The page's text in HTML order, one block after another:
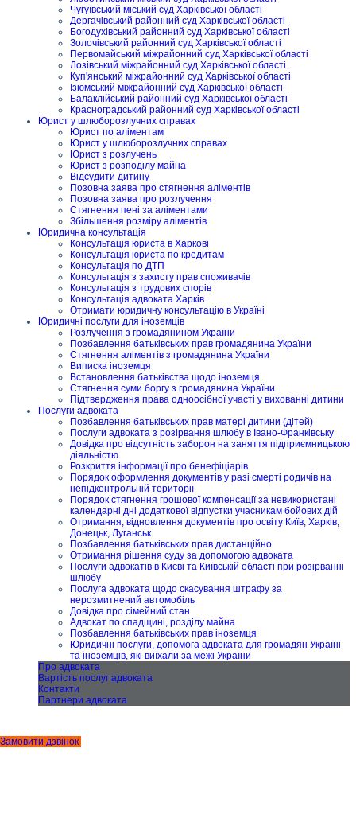
Замовити дзвінок
Чугуївський міський суд Харківської області
Дергачівський районний суд Харківської області
Богодухівський районний суд Харківської області
Золочівський районний суд Харківської області
Первомайський міжрайонний суд Харківської області
Лозівський міжрайонний суд Харківської області
Куп'янський міжрайонний суд Харківської області
Ізюмський міжрайонний суд Харківської області
Балаклійський районний суд Харківської області
Красноградський районний суд Харківської області
Юрист у шлюборозлучних справах
Юрист по аліментам
Юрист у шлюборозлучних справах
Юрист з розлучень
Юрист з розподілу майна
Відсудити дитину
Позовна заява про стягнення аліментів
Позовна заява про розлучення
Стягнення пені за аліментами
Збільшення розміру аліментів
Юридична консультація
Консультація юриста в Харкові
Консультація юриста по кредитам
Консультація по ДТП
Консультація з захисту прав споживачів
Консультація з трудових спорів
Консультація адвоката Харків
Отримати юридичну консультацію в Україні
Юридичні послуги для іноземців
Розлучення з громадянином України
Позбавлення батьківських прав громадянина України
Стягнення аліментів з громадянина України
Виписка іноземця
Встановлення батьківства щодо іноземця
Стягнення суми боргу з громадянина України
Підтвердження права одноосібної участі у вихованні дитини
Послуги адвоката
Позбавлення батьківських прав матері дитини (дітей)
Послуги адвоката з розірвання шлюбу в Івано-Франківську
Довідка про відсутність заборон на заняття підприємницькою
діяльністю
Розкриття інформації про бенефіціарів
Порядок оформлення документів у разі смерті родичів на
непідконтрольній території
Порядок стягнення грошової компенсації за невикористані
календарні дні додаткової відпустки учасникам бойових дій
Отримання, відновлення документів про освіту Київ, Харків,
Донецьк, Луганськ
Позбавлення батьківських прав дистанційно
Отримання рішення суду за допомогою адвоката
Послуги адвокатів в Києві та Київській області при розірванні
шлюбу
Послуга адвоката щодо скасування штрафу за
нерозмитнений автомобіль
Довідка про сімейний стан
Адвокат по спадщині, розділу майна
Позбавлення батьківських прав іноземця
Юридичні послуги, допомога адвоката для громадян Україні
та іноземців, які виїхали за межі України
Про адвоката
Вартість послуг адвоката
Контакти
Партнери адвоката